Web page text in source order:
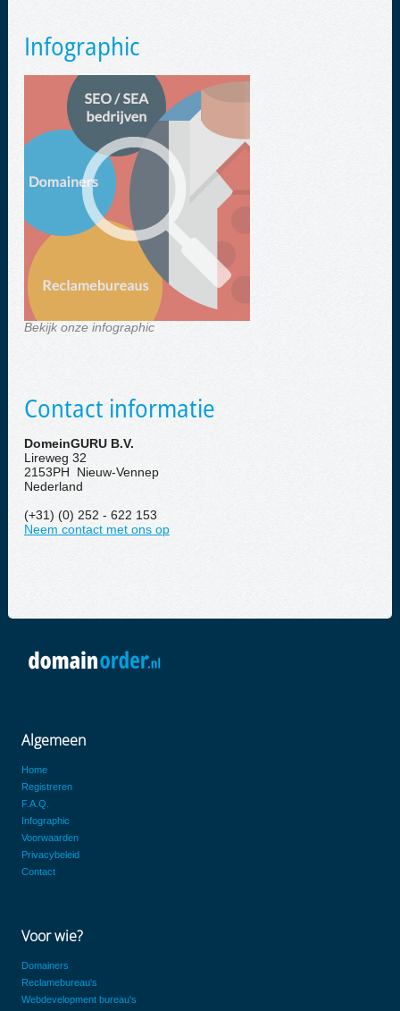
Infographic
Bekijk onze infographic
Contact informatie
DomeinGURU B.V.
Lireweg 32
2153PH Nieuw-Vennep
Nederland
(+31) (0) 252 - 622 153
Neem contact met ons op
Algemeen
Home
Registreren
F.A.Q.
Infographic
Voorwaarden
Privacybeleid
Contact
Voor wie?
Domainers
Reclamebureau's
Webdevelopment bureau's